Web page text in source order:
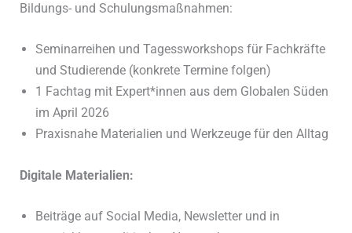
Bildungs- und Schulungsmaßnahmen:
Seminarreihen und Tagessworkshops für Fachkräfte
und Studierende (konkrete Termine folgen)
1 Fachtag mit Expert*innen aus dem Globalen Süden
im April 2026
Praxisnahe Materialien und Werkzeuge für den Alltag
Digitale Materialien:
Beiträge auf Social Media, Newsletter und in